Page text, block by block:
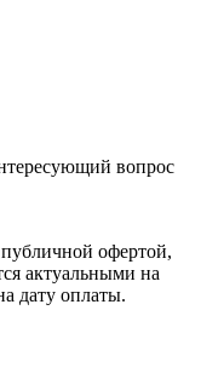
вопрос
офертой,
актуальными на
дату оплаты.